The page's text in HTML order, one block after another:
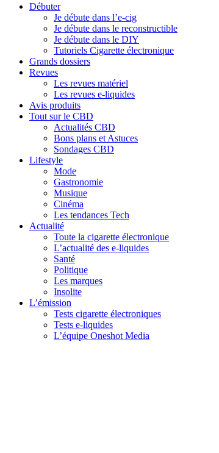
Débuter
Je débute dans l’e-cig
Je débute dans le reconstructible
Je débute dans le DIY
Tutoriels Cigarette électronique
Grands dossiers
Revues
Les revues matériel
Les revues e-liquides
Avis produits
Tout sur le CBD
Actualités CBD
Bons plans et Astuces
Sondages CBD
Lifestyle
Mode
Gastronomie
Musique
Cinéma
Les tendances Tech
Actualité
Toute la cigarette électronique
L’actualité des e-liquides
Santé
Politique
Les marques
Insolite
L’émission
Tests cigarette électroniques
Tests e-liquides
L’équipe Oneshot Media